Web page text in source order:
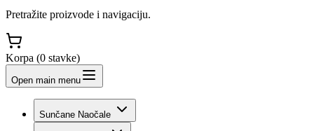
Pretražite proizvode i navigaciju.
Korpa (0 stavke)
Open main menu
Sunčane Naočale